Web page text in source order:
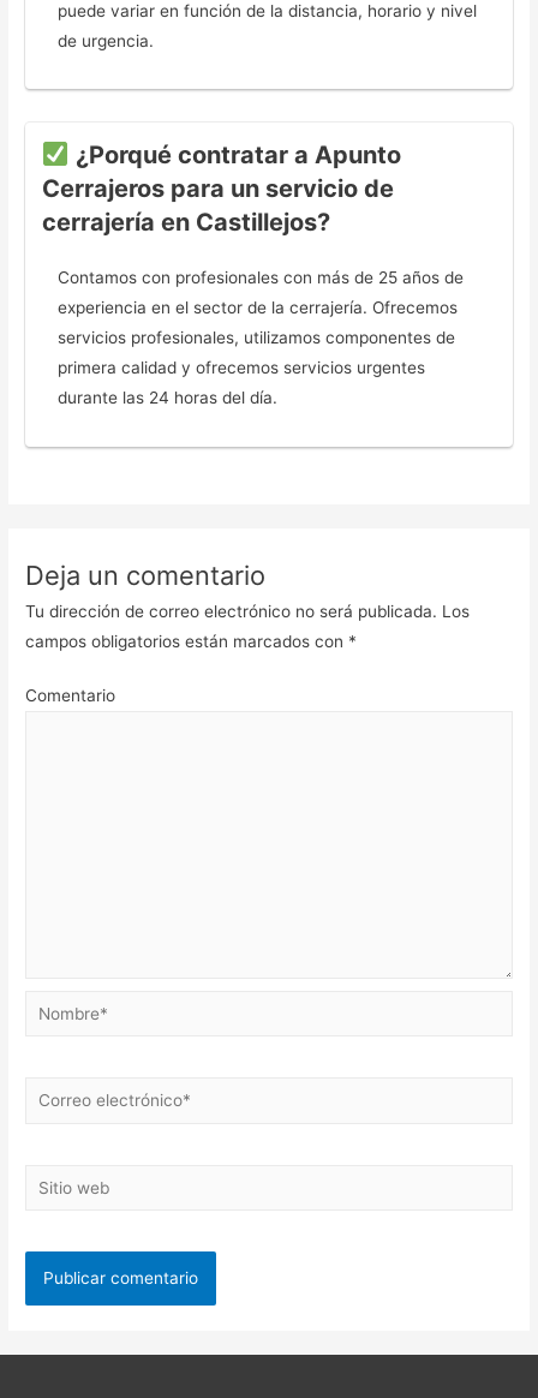
puede variar en función de la distancia, horario y nivel
de urgencia.
¿Porqué contratar a Apunto
Cerrajeros para un servicio de
cerrajería en Castillejos?
Contamos con profesionales con más de 25 años de
experiencia en el sector de la cerrajería. Ofrecemos
servicios profesionales, utilizamos componentes de
primera calidad y ofrecemos servicios urgentes
durante las 24 horas del día.
Deja un comentario
Tu dirección de correo electrónico no será publicada. Los
campos obligatorios están marcados con *
Comentario
Nombre*
Correo
Sitio